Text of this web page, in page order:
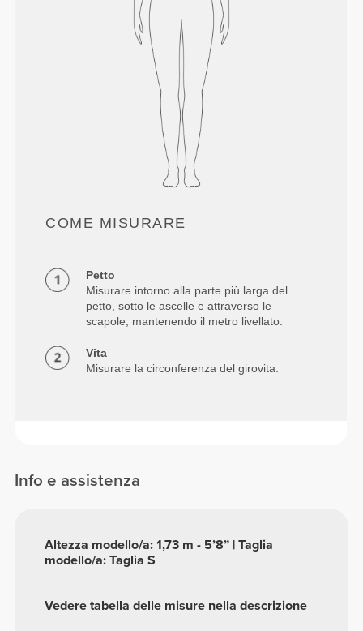
COME MISURARE
Petto
Misurare intorno alla parte più larga del
petto, sotto le ascelle e attraverso le
scapole, mantenendo il metro livellato.
Vita
Misurare la circonferenza del girovita.
Info e assistenza
Vedere tabella delle misure nella descrizione
Altezza modello/a: 1,73 m - 5’8” | Taglia
modello/a: Taglia S